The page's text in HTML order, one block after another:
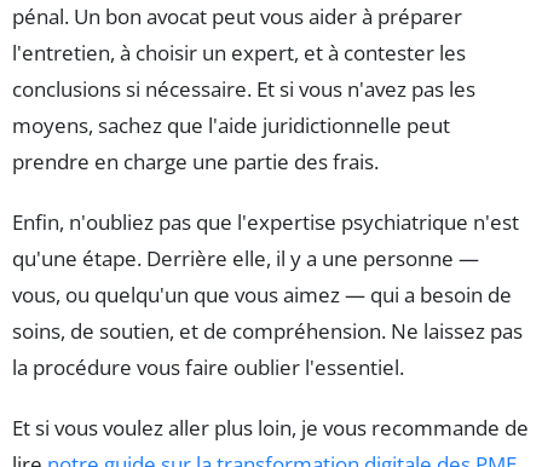
pénal. Un bon avocat peut vous aider à préparer
l'entretien, à choisir un expert, et à contester les
conclusions si nécessaire. Et si vous n'avez pas les
moyens, sachez que l'aide juridictionnelle peut
prendre en charge une partie des frais.
Enfin, n'oubliez pas que l'expertise psychiatrique n'est
qu'une étape. Derrière elle, il y a une personne —
vous, ou quelqu'un que vous aimez — qui a besoin de
soins, de soutien, et de compréhension. Ne laissez pas
la procédure vous faire oublier l'essentiel.
Et si vous voulez aller plus loin, je vous recommande de